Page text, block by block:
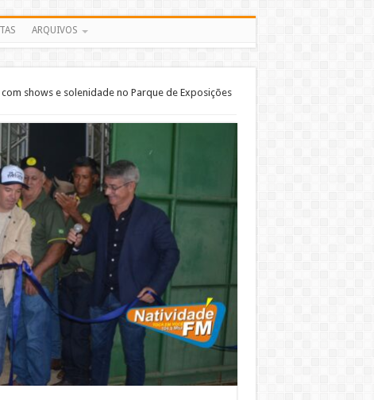
ARQUIVOS
shows e solenidade no Parque de Exposições